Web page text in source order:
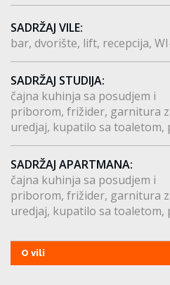
SADRŽAJ VILE:
bar dvorište lift recepcija
SADRŽAJ STUDIJA:
čajna kuhinja sa posudjem i
priborom frižider garnitura
uredjaj kupatilo sa toaletom
SADRŽAJ APARTMANA:
čajna kuhinja sa posudjem i
priborom frižider garnitura
uredjaj kupatilo sa toaletom
O vili